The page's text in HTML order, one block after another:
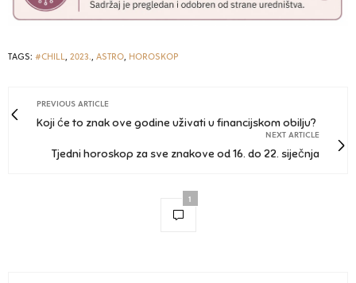
TAGS: #CHILL, 2023., ASTRO, HOROSKOP
PREVIOUS ARTICLE
Koji će to znak ove godine uživati u financijskom obilju?
NEXT ARTICLE
Tjedni horoskop za sve znakove od 16. do 22. siječnja
1